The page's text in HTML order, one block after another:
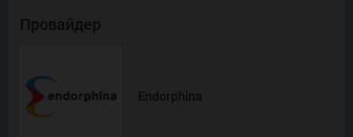
Провайдер
Endorphina